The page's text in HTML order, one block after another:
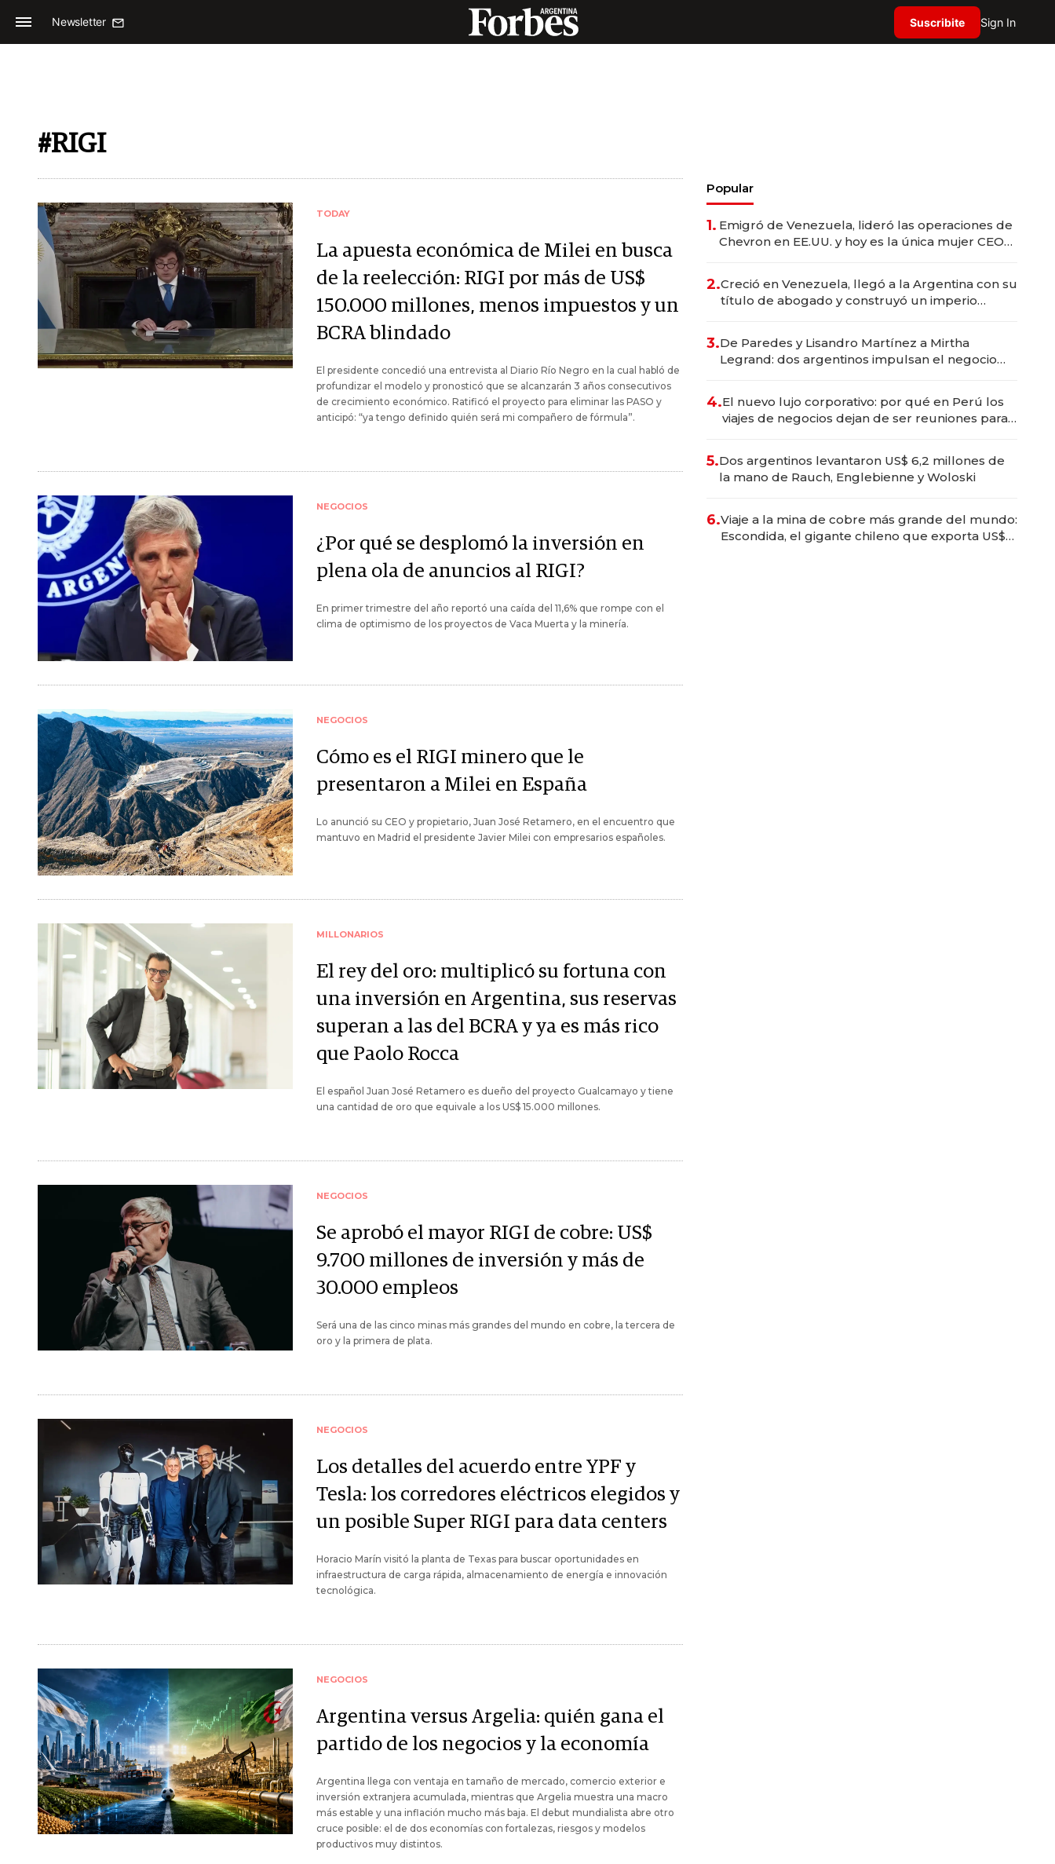
Newsletter Suscribite Sign In
#RIGI
TODAY
La apuesta económica de Milei en busca
de la reelección: RIGI por más de US$
150.000 millones, menos impuestos y un
BCRA blindado
El presidente concedió una entrevista al Diario Río Negro en la cual habló de
profundizar el modelo y pronosticó que se alcanzarán 3 años consecutivos
de crecimiento económico. Ratificó el proyecto para eliminar las PASO y
anticipó: “ya tengo definido quién será mi compañero de fórmula”.
NEGOCIOS
¿Por qué se desplomó la inversión en
plena ola de anuncios al RIGI?
En primer trimestre del año reportó una caída del 11,6% que rompe con el
clima de optimismo de los proyectos de Vaca Muerta y la minería.
NEGOCIOS
Cómo es el RIGI minero que le
presentaron a Milei en España
Lo anunció su CEO y propietario, Juan José Retamero, en el encuentro que
mantuvo en Madrid el presidente Javier Milei con empresarios españoles.
MILLONARIOS
El rey del oro: multiplicó su fortuna con
una inversión en Argentina, sus reservas
superan a las del BCRA y ya es más rico
que Paolo Rocca
El español Juan José Retamero es dueño del proyecto Gualcamayo y tiene
una cantidad de oro que equivale a los US$ 15.000 millones.
NEGOCIOS
Se aprobó el mayor RIGI de cobre: US$
9.700 millones de inversión y más de
30.000 empleos
Será una de las cinco minas más grandes del mundo en cobre, la tercera de
oro y la primera de plata.
NEGOCIOS
Los detalles del acuerdo entre YPF y
Tesla: los corredores eléctricos elegidos y
un posible Super RIGI para data centers
Horacio Marín visitó la planta de Texas para buscar oportunidades en
infraestructura de carga rápida, almacenamiento de energía e innovación
tecnológica.
NEGOCIOS
Argentina versus Argelia: quién gana el
partido de los negocios y la economía
Argentina llega con ventaja en tamaño de mercado, comercio exterior e
inversión extranjera acumulada, mientras que Argelia muestra una macro
más estable y una inflación mucho más baja. El debut mundialista abre otro
cruce posible: el de dos economías con fortalezas, riesgos y modelos
productivos muy distintos.
Popular
1. Emigró de Venezuela, lideró las operaciones de
Chevron en EE.UU. y hoy es la única mujer CEO
2.Creció en Venezuela, llegó a la Argentina con su
título de abogado y construyó un imperio
3.De Paredes y Lisandro Martínez a Mirtha
Legrand: dos argentinos impulsan el negocio
4.El nuevo lujo corporativo: por qué en Perú los
viajes de negocios dejan de ser reuniones para
5.Dos argentinos levantaron US$ 6,2 millones de
la mano de Rauch, Englebienne y Woloski
6.Viaje a la mina de cobre más grande del mundo:
Escondida, el gigante chileno que exporta US$